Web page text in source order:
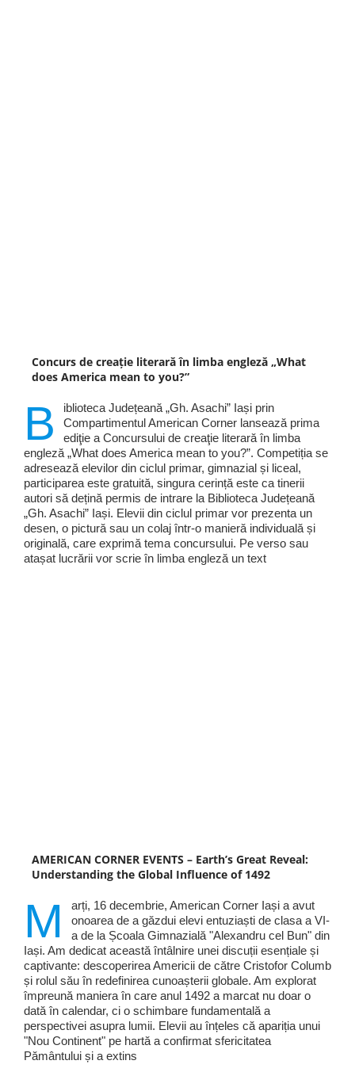
Concurs de creaţie literară în limba engleză „What
does America mean to you?”
B
iblioteca Județeană „Gh. Asachi” Iași prin
Compartimentul American Corner lansează prima
ediţie a Concursului de creaţie literară în limba
engleză „What does America mean to you?”. Competiția se
adresează elevilor din ciclul primar, gimnazial și liceal,
participarea este gratuită, singura cerință este ca tinerii
autori să dețină permis de intrare la Biblioteca Județeană
„Gh. Asachi” Iași. Elevii din ciclul primar vor prezenta un
desen, o pictură sau un colaj într-o manieră individuală și
originală, care exprimă tema concursului. Pe verso sau
atașat lucrării vor scrie în limba engleză un text
AMERICAN CORNER EVENTS – Earth’s Great Reveal:
Understanding the Global Influence of 1492
M
arți, 16 decembrie, American Corner Iași a avut
onoarea de a găzdui elevi entuziaști de clasa a VI-
a de la Școala Gimnazială "Alexandru cel Bun" din
Iași. Am dedicat această întâlnire unei discuții esențiale și
captivante: descoperirea Americii de către Cristofor Columb
și rolul său în redefinirea cunoașterii globale. Am explorat
împreună maniera în care anul 1492 a marcat nu doar o
dată în calendar, ci o schimbare fundamentală a
perspectivei asupra lumii. Elevii au înțeles că apariția unui
"Nou Continent" pe hartă a confirmat sfericitatea
Pământului și a extins